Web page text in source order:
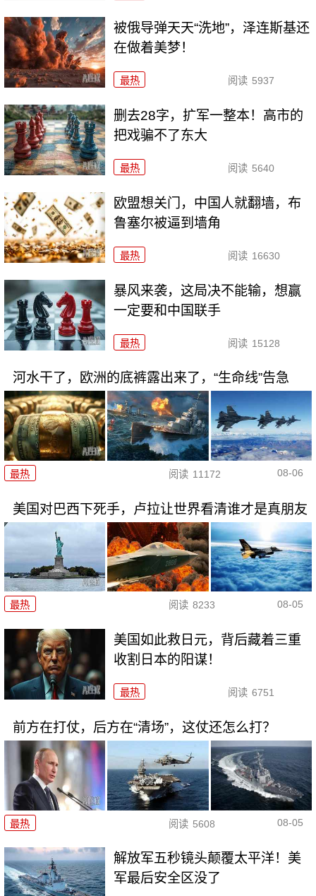
被俄导弹天天“洗地”，泽连斯基还
在做着美梦！
最热 阅读 5937
删去28字，扩军一整本！高市的
把戏骗不了东大
最热 阅读 5640
欧盟想关门，中国人就翻墙，布
鲁塞尔被逼到墙角
最热 阅读 16630
暴风来袭，这局决不能输，想赢
一定要和中国联手
最热 阅读 15128
河水干了，欧洲的底裤露出来了，“生命线”告急
最热 阅读 11172 08-06
美国对巴西下死手，卢拉让世界看清谁才是真朋友
最热 阅读 8233 08-05
美国如此救日元，背后藏着三重
收割日本的阳谋！
最热 阅读 6751
前方在打仗，后方在“清场”，这仗还怎么打？
最热 阅读 5608 08-05
解放军五秒镜头颠覆太平洋！美
军最后安全区没了